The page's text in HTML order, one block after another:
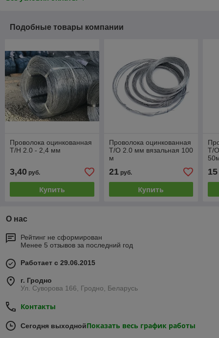
Подобные товары компании
Проволока оцинкованная
Т/Н 2.0 - 2,4 мм
3,40 руб.
Купить
Проволока оцинкованная
Т/О 2.0 мм вязальная 100
м
21руб.
Купить
Т/
15
О нас
Рейтинг не сформирован
Менее 5 отзывов за последний год
Работает с 29.06.2015
г. Гродно
Ул. Суворова 166, Гродно, Беларусь
Контакты
Сегодня выходнойПоказать весь график работы